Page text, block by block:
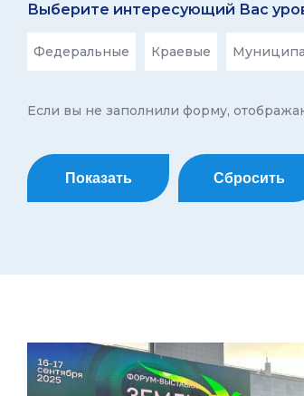
Выберите интересующий Вас
Федеральные Краевые
Если вы не заполнили форму,
Показать Сбросить